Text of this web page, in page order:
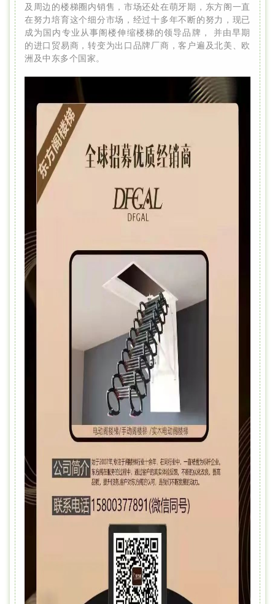
及周边的楼梯圈内销售，市场还处在萌牙期，东方阁一直
在努力培育这个细分市场，经过十多年不断的努力，现已
成为国内专业从事阁楼伸缩楼梯的领导品牌， 并由早期
的进口贸易商，转变为出口品牌厂商，客户遍及北美、欧
洲及中东多个国家。